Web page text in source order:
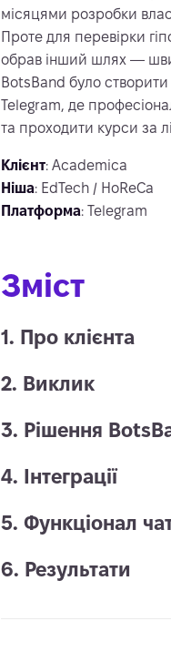
місяцями розробки
Проте для перевірки
обрав інший шлях —
BotsBand було
Telegram, де
та проходити курси за
Клієнт: Academica
Ніша: EdTech / HoReCa
Платформа: Telegram
Зміст
1. Про клієнта
2. Виклик
3. Рішення
4. Інтеграції
5. Функціонал
6. Результати